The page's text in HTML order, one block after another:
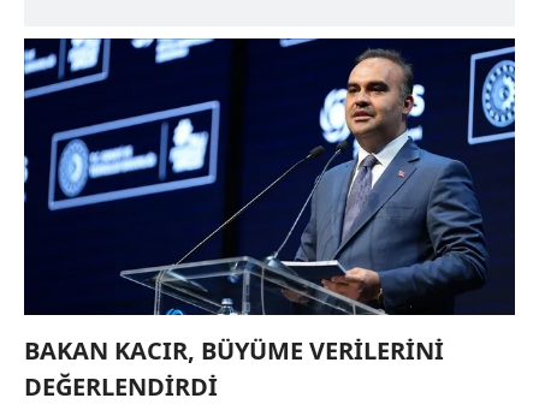
BAKAN KACIR, BÜYÜME VERİLERİNİ
DEĞERLENDİRDİ